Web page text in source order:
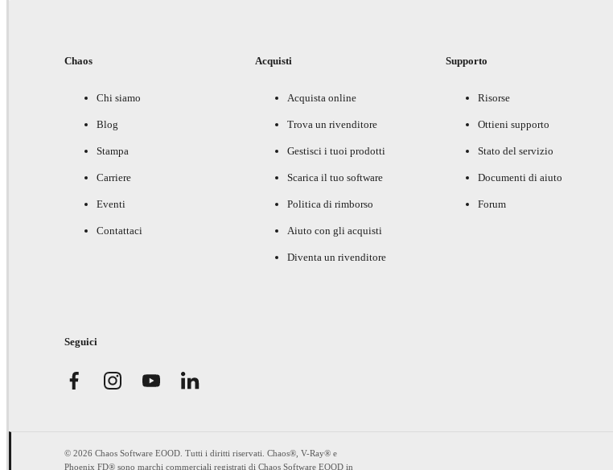
Chaos
Chi siamo
Blog
Stampa
Carriere
Eventi
Contattaci
Acquisti
Acquista online
Trova un rivenditore
Gestisci i tuoi prodotti
Scarica il tuo software
Politica di rimborso
Aiuto con gli acquisti
Diventa un rivenditore
Supporto
Risorse
Ottieni supporto
Stato del servizio
Documenti di aiuto
Forum
Seguici
© 2026 Chaos Software EOOD. Tutti i diritti riservati. Chaos®, V-Ray® e
Phoenix FD® sono marchi commerciali registrati di Chaos Software EOOD in